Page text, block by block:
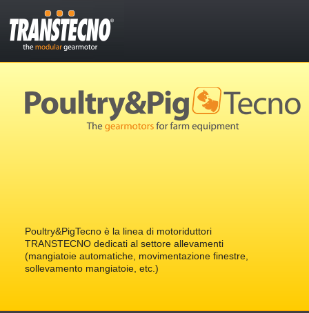
Poultry&PigTecno è la linea di motoriduttori
TRANSTECNO dedicati al settore allevamenti
(mangiatoie automatiche, movimentazione finestre,
sollevamento mangiatoie, etc.)